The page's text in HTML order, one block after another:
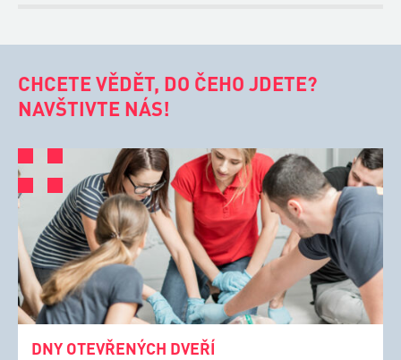
CHCETE VĚDĚT, DO ČEHO JDETE?
NAVŠTIVTE NÁS!
DNY OTEVŘENÝCH DVEŘÍ